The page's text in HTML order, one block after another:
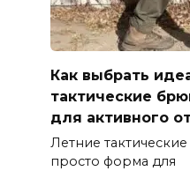
Как выбрать
тактические
для активного
Летние
просто форма для